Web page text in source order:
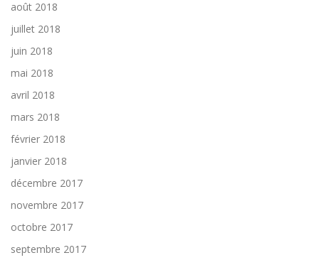
août 2018
juillet 2018
juin 2018
mai 2018
avril 2018
mars 2018
février 2018
janvier 2018
décembre 2017
novembre 2017
octobre 2017
septembre 2017